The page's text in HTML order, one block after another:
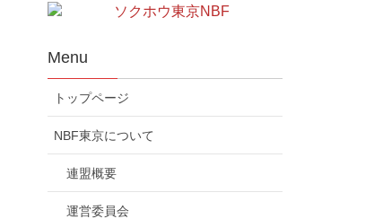
Menu
トップページ
NBF東京について
連盟概要
運営委員会